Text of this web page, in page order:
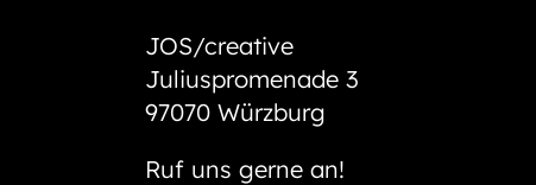
JOS/creative
Juliuspromenade 3
97070 Würzburg
Ruf uns gerne an!